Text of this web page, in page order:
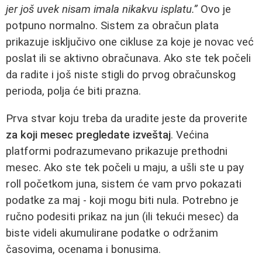
jer još uvek nisam imala nikakvu isplatu.”Ovo je
potpuno normalno. Sistem za obračun plata
prikazuje isključivo one cikluse za koje je novac već
poslat ili se aktivno obračunava. Ako ste tek počeli
da radite i još niste stigli do prvog obračunskog
perioda, polja će biti prazna.
Prva stvar koju treba da uradite jeste da proverite
za koji mesec pregledate izveštaj. Većina
platformi podrazumevano prikazuje prethodni
mesec. Ako ste tek počeli u maju, a ušli ste u pay
roll početkom juna, sistem će vam prvo pokazati
podatke za maj - koji mogu biti nula. Potrebno je
ručno podesiti prikaz na jun (ili tekući mesec) da
biste videli akumulirane podatke o održanim
časovima, ocenama i bonusima.